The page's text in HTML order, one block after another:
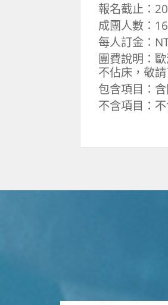
報名截止：
成團人數：
每人訂金：
團費說明：
不佔床，敬請
包含項目：
不含項目：